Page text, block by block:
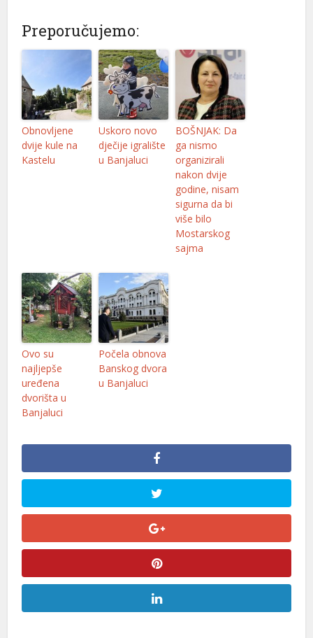
Preporučujemo:
Obnovljene
dvije kule na
Kastelu
Uskoro novo
dječije igralište
u Banjaluci
BOŠNJAK: Da
ga nismo
organizirali
nakon dvije
godine, nisam
sigurna da bi
više bilo
Mostarskog
sajma
Ovo su
najljepše
uređena
dvorišta u
Banjaluci
Počela obnova
Banskog dvora
u Banjaluci